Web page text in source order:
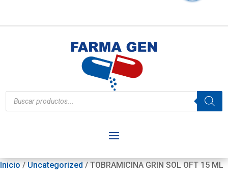
Búsqueda
de
productos
Inicio / Uncategorized / TOBRAMICINA GRIN SOL OFT 15 ML